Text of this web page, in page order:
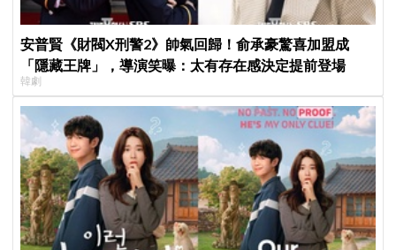
安普賢《財閥X刑警2》帥氣回歸！俞承豪驚喜加盟成
「隱藏王牌」，導演笑曝：太有存在感決定提前登場
韓劇